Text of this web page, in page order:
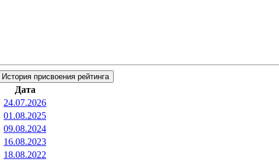
История присвоения рейтинга
Дата
24.07.2026
01.08.2025
09.08.2024
16.08.2023
18.08.2022